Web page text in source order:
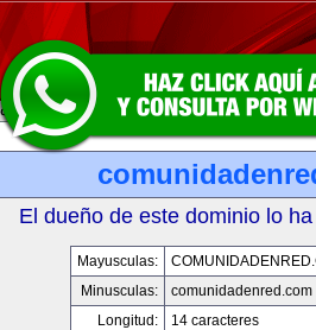
El dueño de este dominio lo
Mayusculas:
Minusculas:
comunidadenred.com
Longitud:
14 caracteres